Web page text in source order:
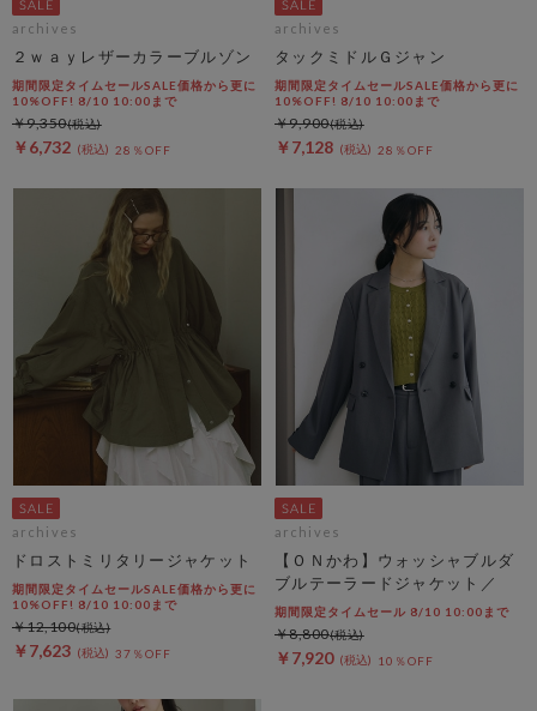
archives
２ｗａｙレザーカラーブルゾン
期間限定タイムセールSALE価格から更に
10%OFF! 8/10 10:00まで
￥6,732 28％OFF
￥9,350
archives
タックミドルＧジャン
期間限定タイムセールSALE価格から更に
10%OFF! 8/10 10:00まで
￥7,128 28％OFF
￥9,900
archives
ドロストミリタリージャケット
期間限定タイムセールSALE価格から更に
10%OFF! 8/10 10:00まで
￥7,623 37％OFF
￥12,100
archives
【ＯＮかわ】ウォッシャブルダ
ブルテーラードジャケット／
期間限定タイムセール 8/10 10:00まで
￥7,920 10％OFF
￥8,800